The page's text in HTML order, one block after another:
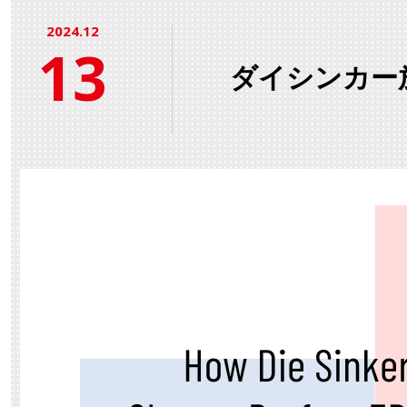
2024.12
13 ダイシンカー